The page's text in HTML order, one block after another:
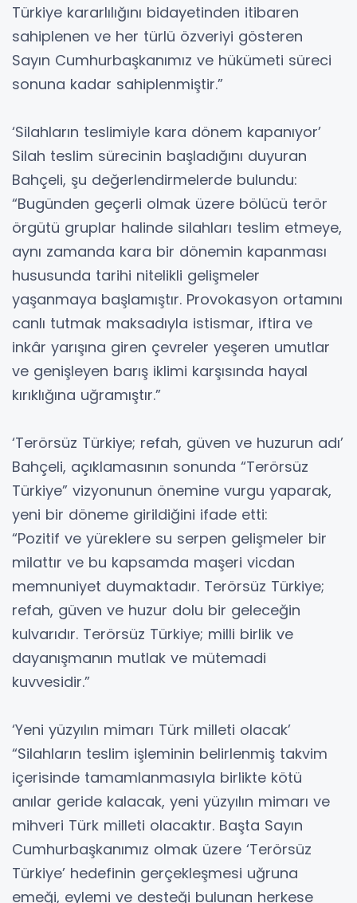
Türkiye kararlılığını bidayetinden itibaren
sahiplenen ve her türlü özveriyi gösteren
Sayın Cumhurbaşkanımız ve hükümeti süreci
sonuna kadar sahiplenmiştir.”
‘Silahların teslimiyle kara dönem kapanıyor’
Silah teslim sürecinin başladığını duyuran
Bahçeli, şu değerlendirmelerde bulundu:
“Bugünden geçerli olmak üzere bölücü terör
örgütü gruplar halinde silahları teslim etmeye,
aynı zamanda kara bir dönemin kapanması
hususunda tarihi nitelikli gelişmeler
yaşanmaya başlamıştır. Provokasyon ortamını
canlı tutmak maksadıyla istismar, iftira ve
inkâr yarışına giren çevreler yeşeren umutlar
ve genişleyen barış iklimi karşısında hayal
kırıklığına uğramıştır.”
‘Terörsüz Türkiye; refah, güven ve huzurun adı’
Bahçeli, açıklamasının sonunda “Terörsüz
Türkiye” vizyonunun önemine vurgu yaparak,
yeni bir döneme girildiğini ifade etti:
“Pozitif ve yüreklere su serpen gelişmeler bir
milattır ve bu kapsamda maşeri vicdan
memnuniyet duymaktadır. Terörsüz Türkiye;
refah, güven ve huzur dolu bir geleceğin
kulvarıdır. Terörsüz Türkiye; milli birlik ve
dayanışmanın mutlak ve mütemadi
kuvvesidir.”
‘Yeni yüzyılın mimarı Türk milleti olacak’
“Silahların teslim işleminin belirlenmiş takvim
içerisinde tamamlanmasıyla birlikte kötü
anılar geride kalacak, yeni yüzyılın mimarı ve
mihveri Türk milleti olacaktır. Başta Sayın
Cumhurbaşkanımız olmak üzere ‘Terörsüz
Türkiye’ hedefinin gerçekleşmesi uğruna
emeği, eylemi ve desteği bulunan herkese